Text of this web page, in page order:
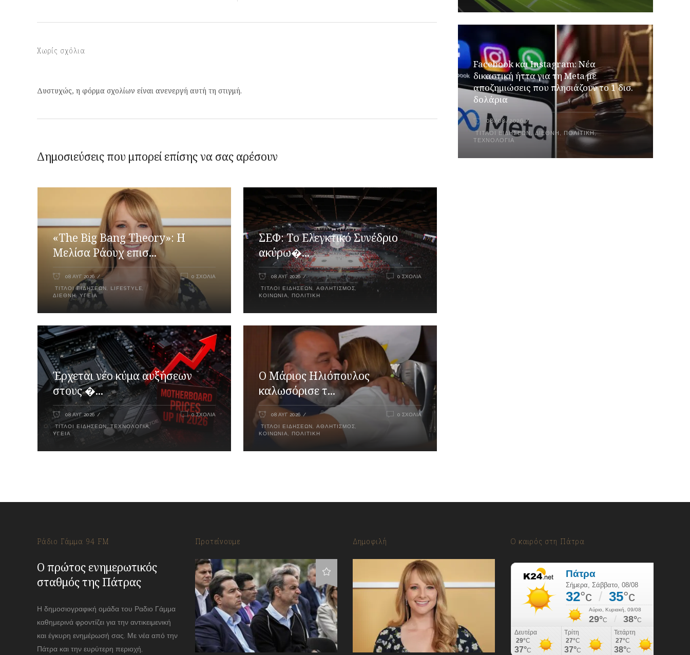
Χωρίς σχόλια
Δυστυχώς, η φόρμα σχολίων είναι ανενεργή αυτή τη στιγμή.
Δημοσιεύσεις που μπορεί επίσης να σας αρέσουν
«The Big Bang Theory»: Η
Μελίσα Ράουχ επισ...
08 ΑΥΓ 2026
ΤΊΤΛΟΙ ΕΙΔΉΣΕΩΝ LIFESTYLE
ΔΙΕΘΝΉ, ΥΓΕΊΑ
0 ΣΧΌΛΙΑ
ΣΕΦ: Το Ελεγκτικό Συνέδριο
ακύρω�...
08 ΑΥΓ 2026
ΤΊΤΛΟΙ ΕΙΔΉΣΕΩΝ ΑΘΛΗΤΙΣΜΌΣ
ΚΟΙΝΩΝΊΑ
ΠΟΛΙΤΙΚΉ
0 ΣΧΌΛΙΑ
Έρχεται νέο κύμα αυξήσεων
στους �...
08 ΑΥΓ 2026
ΤΊΤΛΟΙ ΕΙΔΉΣΕΩΝ,ΤΕΧΝΟΛΟΓΊΑ,
ΥΓΕΊΑ
0 ΣΧΌΛΙΑ
Ο Μάριος Ηλιόπουλος
καλωσόρισε τ...
08 ΑΥΓ 2026
ΤΊΤΛΟΙ ΕΙΔΉΣΕΩΝ ΑΘΛΗΤΙΣΜΌΣ
ΚΟΙΝΩΝΊΑ
ΠΟΛΙΤΙΚΉ
0 ΣΧΌΛΙΑ
Facebook και Instagram: Νέα
δικαστική ήττα για τη Meta με
αποζημιώσεις που πλησιάζουν το 1 δισ.
δολάρια
08/08/2026
ΤΊΤΛΟΙ ΕΙΔΉΣΕΩΝ ,ΔΙΕΘΝΉ , ΠΟΛΙΤΙΚΉ,
ΤΕΧΝΟΛΟΓΊΑ
Ράδιο Γάμμα 94 FM
Ο πρώτος ενημερωτικός
σταθμός της Πάτρας
Η δημοσιογραφική ομάδα του Ραδιο Γάμμα
καθημερινά φροντίζει για την αντικειμενική
και έγκυρη ενημέρωσή σας. Με νέα από την
Πάτρα και την ευρύτερη περιοχή,
Προτείνουμε Δημοφιλή Ο καιρός στη Πάτρα